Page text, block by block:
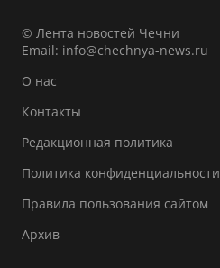
© Лента новостей Чечни
Email: info@chechnya-news.ru
О нас
Контакты
Редакционная политика
Политика конфиденциальности
Правила пользования сайтом
Архив